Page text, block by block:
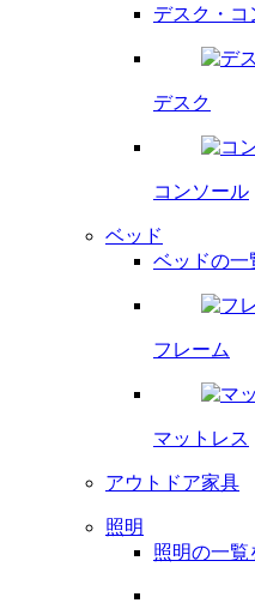
デスク・コ
デスク
コンソール
ベッド
ベッドの一
フレーム
マットレス
アウトドア家具
照明
照明の一覧